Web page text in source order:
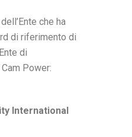
che ha
di riferimento di
di
Power:
International